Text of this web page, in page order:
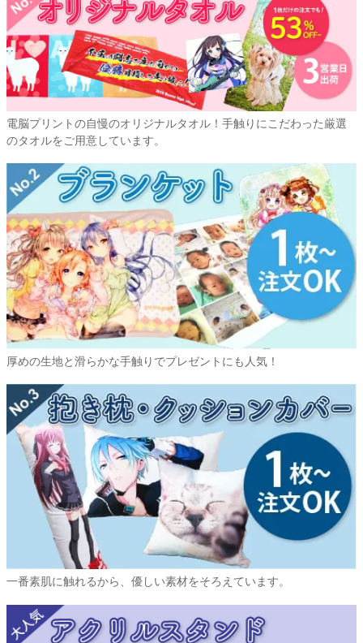
電脳プリントの自慢のオリジナルタオル！手触りにこだわった厳選
のタオルをご用意しています。
厚めの生地と滑らかな手触りでプレゼントにも人気！
一番素肌に触れるから、優しい素材をそろえています。